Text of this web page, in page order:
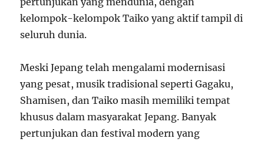
kelompok-kelompok Taiko yang aktif tampil di
seluruh dunia.
Meski Jepang telah mengalami modernisasi
yang pesat, musik tradisional seperti Gagaku,
Shamisen, dan Taiko masih memiliki tempat
khusus dalam masyarakat Jepang. Banyak
pertunjukan dan festival modern yang